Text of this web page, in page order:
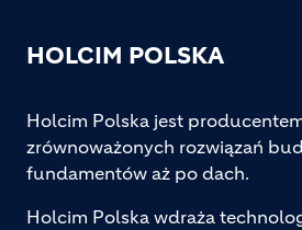
HOLCIM POLSKA
Holcim Polska jest
zrównoważonych rozwiązań
fundamentów aż po dach.
Holcim Polska wdraża